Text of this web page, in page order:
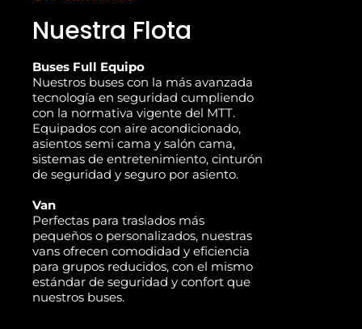
Nuestra Flota
Buses Full Equipo
Nuestros buses con la más avanzada
tecnología en seguridad cumpliendo
con la normativa vigente del MTT.
Equipados con aire acondicionado,
asientos semi cama y salón cama,
sistemas de entretenimiento, cinturón
de seguridad y seguro por asiento.
Van
Perfectas para traslados más
pequeños o personalizados, nuestras
vans ofrecen comodidad y eficiencia
para grupos reducidos, con el mismo
estándar de seguridad y confort que
nuestros buses.